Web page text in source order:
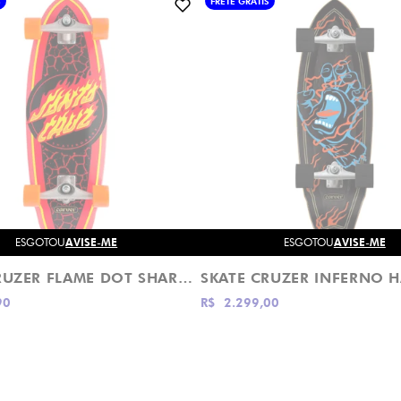
ESGOTOUAVISE-ME
SKATE CRUZER FLAME DOT SHARK 9.85" SANTA CRUZ
ESGOTOUAVISE-ME
R$ 2.299,00